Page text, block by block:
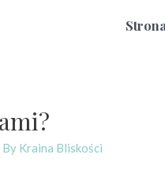
By Kraina Bliskości